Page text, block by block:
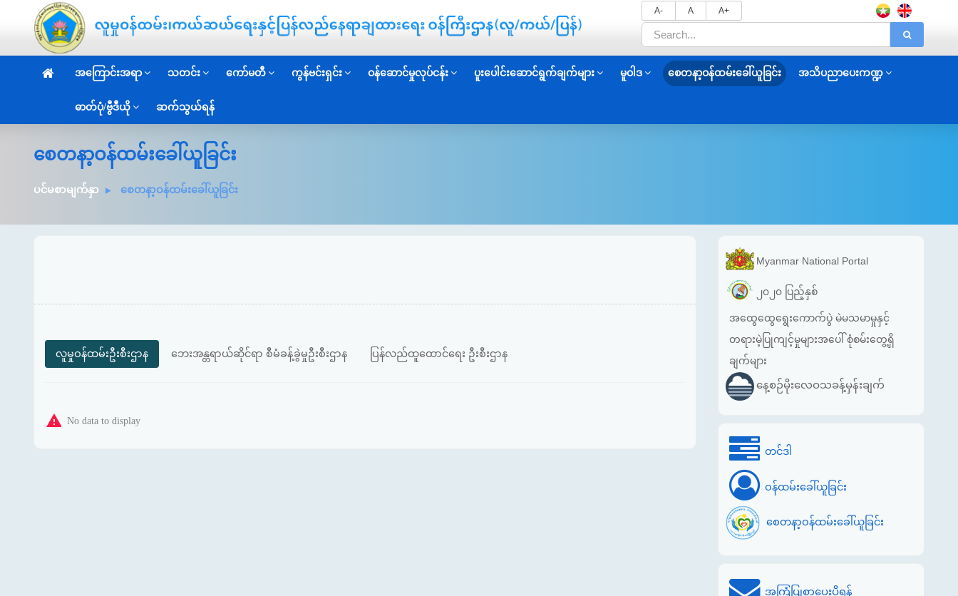
A- A A+
အကြောင်းအရာ သတင်း ကော်မတီ ကွန်ဗင်းရှင်း ဝန်ဆောင်မှုလုပ်ငန်း ပူးပေါင်းဆောင်ရွက်ချက်များ မူဝါဒ စေတနာ့ဝန်ထမ်းခေါ်ယူခြင်း အသိပညာပေးကဏ္ဍ
ဓာတ်ပုံ/ဗွီဒီယို ဆက်သွယ်ရန်
စေတနာ့ဝန်ထမ်းခေါ်ယူခြင်း
ပင်မစာမျက်နှာ စေတနာ့ဝန်ထမ်းခေါ်ယူခြင်း
လူမှုဝန်ထမ်းဦးစီးဌာန ဘေးအန္တရာယ်ဆိုင်ရာ စီမံခန့်ခွဲမှုဦးစီးဌာန ပြန်လည်ထူထောင်ရေး ဦးစီးဌာန
No data to display
Myanmar National Portal
၂၀၂၀ ပြည့်နှစ်
အထွေထွေရွေးကောက်ပွဲ မဲမသမာမှုနှင့်
တရားမဲ့ပြုကျင့်မှုများအပေါ် စုံစမ်းတွေ့ရှိ
ချက်များ
နေ့စဉ်မိုးလေဝသခန့်မှန်းချက်
တင်ဒါ
ဝန်ထမ်းခေါ်ယူခြင်း
စေတနာ့ဝန်ထမ်းခေါ်ယူခြင်း
အကြံပြုစာပေးပို့ရန်